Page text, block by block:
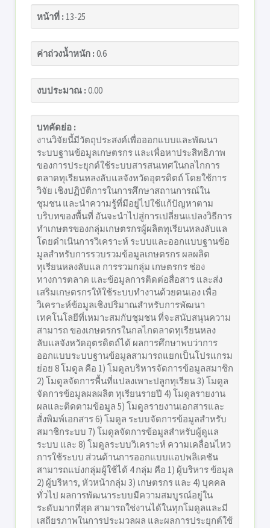
หน้าที่ : 13-25
ค่าถ่วงน้ำหนัก :0.6
งบประมาณ :0.00
บทคัดย่อ :
งานวิจัยนี้มีวัตถุประสงค์เพื่อออกแบบและพัฒนา
ระบบฐานข้อมูลเกษตรกร และเพื่อหาประสิทธิภาพ
ของการประยุกต์ใช้ระบบสารสนเทศในกลไกการ
ตลาดทุเรียนหลงลับแลจังหวัดอุตรดิตถ์ โดยใช้การ
วิจัย เชิงปฏิบัติการในการศึกษาสถานการณ์ใน
ชุมชน และนําความรู้ที่มีอยู่ไปใช้แก้ปัญหาตาม
บริบทของพื้นที่ อันจะนําไปสู่การเปลี่ยนแปลงวิธีการ
ทําเกษตรของกลุ่มเกษตรกรผู้ผลิตทุเรียนหลงลับแล
โดยดําเนินการวิเคราะห์ ระบบและออกแบบฐานข้อ
มูลสําหรับการรวบรวมข้อมูลเกษตรกร ผลผลิต
ทุเรียนหลงลับแล การรวมกลุ่ม เกษตรกร ช่อง
ทางการตลาด และข้อมูลการติดต่อสื่อสาร และส่ง
เสริมเกษตรกรให้ใช้ระบบทํางานด้วยตนเอง เพื่อ
วิเคราะห์ข้อมูลเชิงปริมาณสําหรับการพัฒนา
เทคโนโลยีที่เหมาะสมกับชุมชน ที่จะสนับสนุนความ
สามารถ ของเกษตรกรในกลไกตลาดทุเรียนหลง
ลับแลจังหวัดอุตรดิตถ์ได้ ผลการศึกษาพบว่าการ
ออกแบบระบบฐานข้อมูลสามารถแยกเป็นโปรแกรม
ย่อย 8 โมดูล คือ 1) โมดูลบริหารจัดการข้อมูลสมาชิก
2) โมดูลจัดการพื้นที่แปลงเพาะปลูกทุเรียน 3) โมดูล
จัดการข้อมูลผลผลิต ทุเรียนรายปี 4) โมดูลรายงาน
ผลและติดตามข้อมูล 5) โมดูลรายงานเอกสารและ
สั่งพิมพ์เอกสาร 6) โมดูล ระบบจัดการข้อมูลสําหรับ
สมาชิกระบบ 7) โมดูลจัดการข้อมูลสําหรับผู้ดูแล
ระบบ และ 8) โมดูลระบบวิเคราะห์ ความเคลื่อนไหว
การใช้ระบบ ส่วนด้านการออกแบบแอปพลิเคชัน
สามารถแบ่งกลุ่มผู้ใช้ได้ 4 กลุ่ม คือ 1) ผู้บริหาร ข้อมูล
2) ผู้บริหาร, หัวหน้ากลุ่ม 3) เกษตรกร และ 4) บุคคล
ทั่วไป ผลการพัฒนาระบบมีความสมบูรณ์อยู่ใน
ระดับมากที่สุด สามารถใช่งานได้ในทุกโมดูลและมี
เสถียรภาพในการประมวลผล และผลการประยุกต์ใช้